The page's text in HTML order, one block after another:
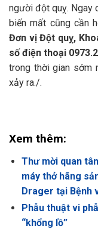
người đột quỵ. Ngay
biến mất cũng cần
Đơn vị Đột quỵ,
số điện thoại
trong thời gian sớm
xảy ra./.
Xem thêm:
Thư mời quan
máy thở hãng
Drager tại Bệnh
Phẫu thuật vi
“khổng lồ”